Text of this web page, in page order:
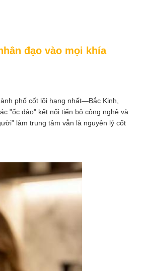
đạo vào mọi khía
phố cốt lõi hạng nhất—Bắc Kinh,
"ốc đảo" kết nối tiến bộ công nghệ và
làm trung tâm vẫn là nguyên lý cốt